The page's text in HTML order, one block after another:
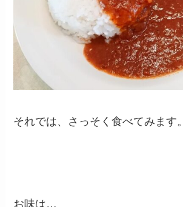
それでは、さっそく食べてみます。
お味は…